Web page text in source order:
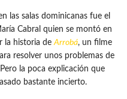
las salas dominicanas fue el
Cabral quien se montó en
la historia deArrobá, un filme
resolver unos problemas de
la poca explicación que
bastante incierto.